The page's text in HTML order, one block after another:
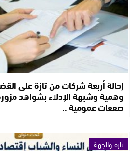
إحالة أربعة شركات من تازة على
وهمية وشبهة الإدلاء بشواهد
صفقات عمومية ..
تازة والجهة